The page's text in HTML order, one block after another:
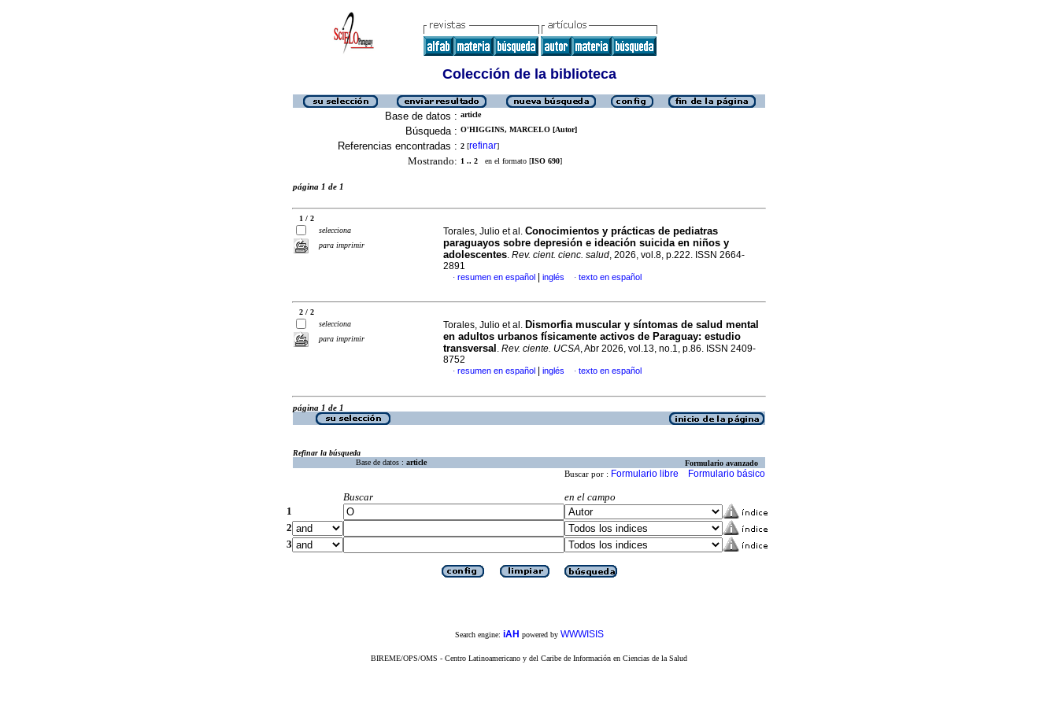
Colección de la biblioteca
Base de datos : article
Búsqueda : O'HIGGINS, MARCELO [Autor]
Referencias encontradas : 2 [refinar]
Mostrando: 1 .. 2 en el formato [ISO 690]
página 1 de 1
1 / 2
selecciona
para imprimir
Torales, Julio et al. Conocimientos y prácticas de pediatras
paraguayos sobre depresión e ideación suicida en niños y
adolescentes. Rev. cient. cienc. salud, 2026, vol.8, p.222. ISSN 2664-
2891
· resumen en español inglés · texto en español
2 / 2
selecciona
para imprimir
Torales, Julio et al. Dismorfia muscular y síntomas de salud mental
en adultos urbanos físicamente activos de Paraguay: estudio
transversal . Rev. ciente. UCSA, Abr 2026, vol.13, no.1, p.86. ISSN 2409-
8752
· resumen en español inglés · texto en español
página 1 de 1
Refinar la búsqueda
Base de datos : article Formulario avanzado
Buscar por : Formulario libre Formulario básico
Buscar
en el campo
1
2
3
Search engine: iAH powered by WWWISIS
BIREME/OPS/OMS - Centro Latinoamericano y del Caribe de Información en Ciencias de la Salud